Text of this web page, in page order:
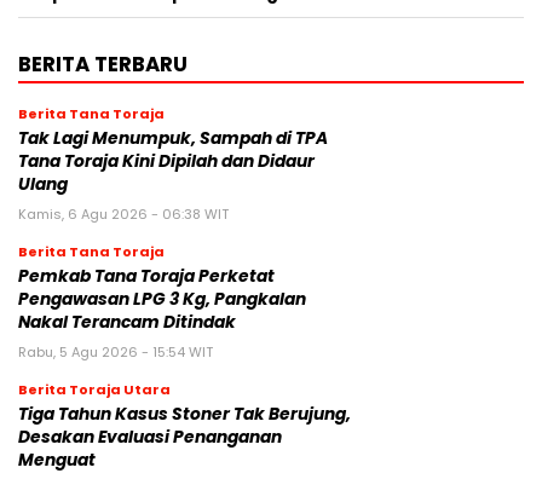
BERITA TERBARU
Berita Tana Toraja
Tak Lagi Menumpuk, Sampah di TPA
Tana Toraja Kini Dipilah dan Didaur
Ulang
Kamis, 6 Agu 2026 - 06:38 WIT
Berita Tana Toraja
Pemkab Tana Toraja Perketat
Pengawasan LPG 3 Kg, Pangkalan
Nakal Terancam Ditindak
Rabu, 5 Agu 2026 - 15:54 WIT
Berita Toraja Utara
Tiga Tahun Kasus Stoner Tak Berujung,
Desakan Evaluasi Penanganan
Menguat